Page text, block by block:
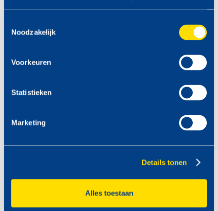
services.
Noodzakelijk
Voorkeuren
Statistieken
Marketing
Details tonen
Alles toestaan
VAN 09.00 -19.00 UUR